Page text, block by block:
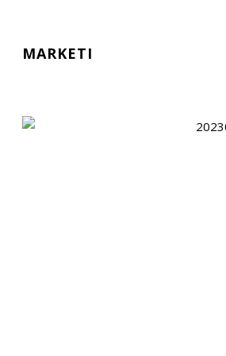
MARKETI